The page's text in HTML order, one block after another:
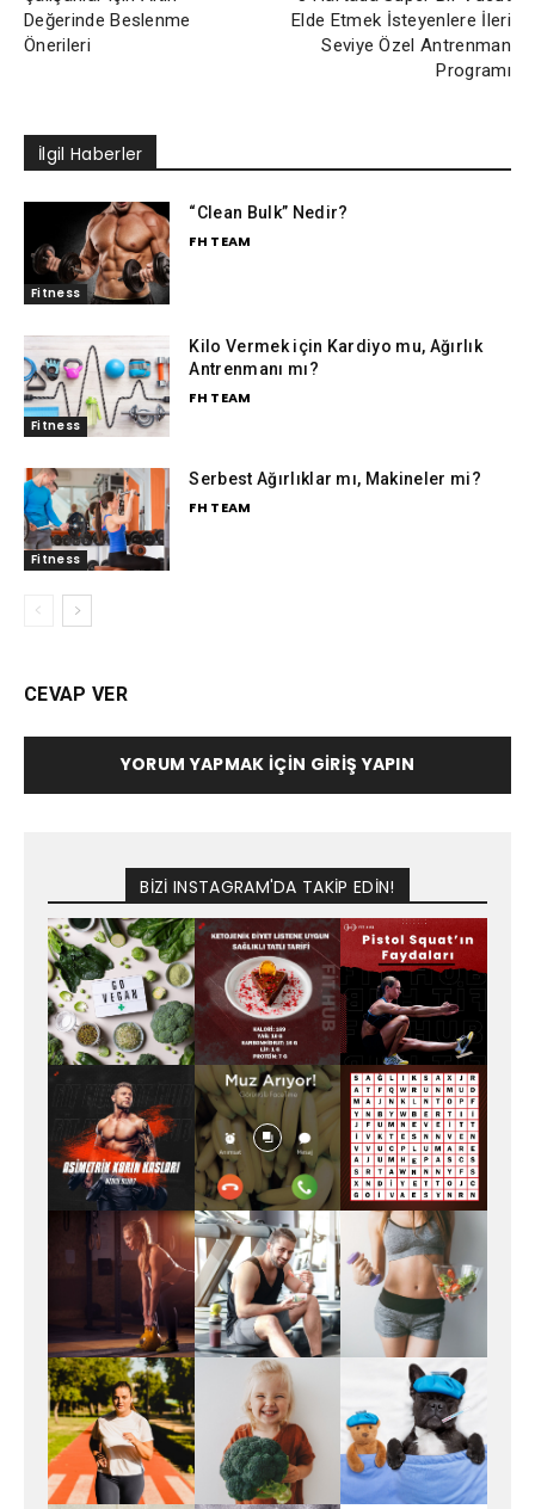
Değerinde Beslenme
Önerileri
Elde Etmek İsteyenlere İleri
Seviye Özel Antrenman
Programı
İlgil Haberler
Fitness
“Clean Bulk” Nedir?
FH TEAM
Fitness
Kilo Vermek için Kardiyo mu, Ağırlık
Antrenmanı mı?
FH TEAM
Fitness
Serbest Ağırlıklar mı, Makineler mi?
FH TEAM
CEVAP VER
YORUM YAPMAK İÇIN GIRIŞ YAPIN
BİZİ INSTAGRAM'DA TAKİP EDİN!